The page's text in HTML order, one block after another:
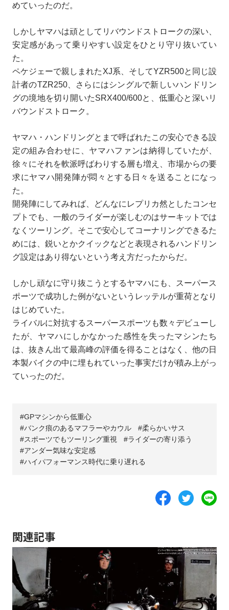
めていったのだ。
しかしヤマハは頑としてリバウンドストロークの深い、
安定感があって乗りやすい設定をひとり守り抜いてい
た。
ペケジェーで親しまれたXJ系、そしてYZR500と同じ設
計者のTZR250、さらにはシングルで新しいハンドリン
グの境地を切り開いたSRX400/600と、低重心と深いリ
バウンドストローク。
ヤマハ・ハンドリングとまで呼ばれたこの安心できる設
定の組み合わせに、ヤマハファンは納得していたが、
徐々にそれを軟派呼ばわりする層も増え、市場からの要
求にヤマハ開発陣が悶々とする日々を送ることになっ
た。
開発陣にしてみれば、どんなにレプリカ然としたコンセ
プトでも、一般のライダーが楽しむのはサーキットでは
なくツーリング。そこで安心してコーナリングできるた
めには、鋭いとかクイックなどと表現されるハンドリン
グ設定はあり得ないという考え方だったからだ。
しかし頑なに守り抜こうとするヤマハにも、スーパース
ポーツで成功した例がないというレッテルが重荷となり
はじめていた。
ライバルに対抗するスーパースポーツも数々デビューし
たが、ヤマハにしかなかった感性を失ったマシンたち
は、抜きん出て最高峰の評価を得ることはなく、他の日
本製バイクの中に埋もれていった事実だけが積み上がっ
ていったのだ。
GPマシンから低重心
バンク痕のあるマフラーやカウル
柔らかいサス
スポーツでもツーリング重視
ライダーの寄り添う
アンダー気味な安定感
ハイパフォーマンス時代に乗り遅れる
関連記事